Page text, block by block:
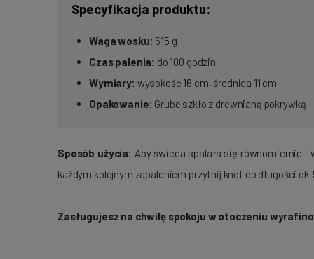
Specyfikacja produktu:
Waga wosku: 515 g
Czas palenia: do 100 godzin
Wymiary: wysokość 16 cm, średnica 11 cm
Opakowanie: Grube szkło z drewnianą pokrywką
Sposób użycia: Aby świeca spalała się równomiernie i
każdym kolejnym zapaleniem przytnij knot do długości ok.
Zasługujesz na chwilę spokoju w otoczeniu